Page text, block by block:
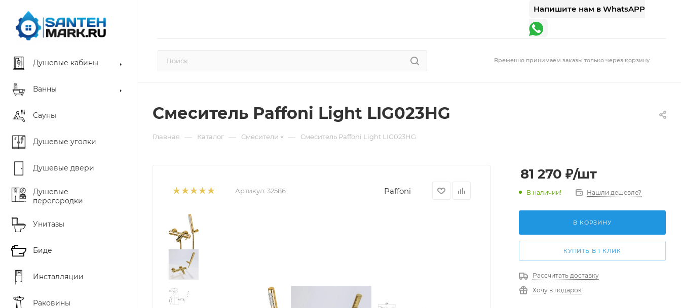
Напишите нам в WhatsAPP
Временно принимаем заказы только через корзину
Душевые кабины
Ванны
Сауны
Душевые уголки
Душевые двери
Душевые
перегородки
Унитазы
Биде
Инсталляции
Раковины
Смеситель Paffoni Light LIG023HG
Главная — Каталог — Смесители — Смеситель Paffoni Light LIG023HG
Артикул: 32586 Paffoni
81 270 ₽/шт
В наличии! Нашли дешевле?
В КОРЗИНУ
КУПИТЬ В 1 КЛИК
Рассчитать доставку
Хочу в подарок